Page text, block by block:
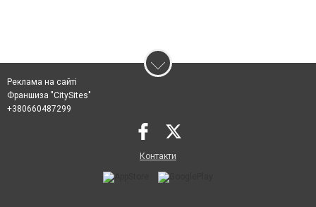
Реклама на сайті
Франшиза "CitySites"
+380660487299
Контакти